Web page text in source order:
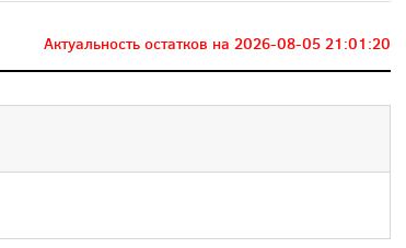
Актуальность остатков на 2026-08-05 21:01:20